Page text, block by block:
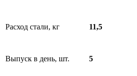
Расход стали, кг 11,5
Выпуск в день, шт. 5